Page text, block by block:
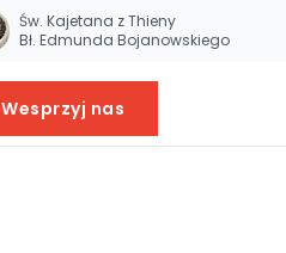
Św. Kajetana z Thieny
Bł. Edmunda Bojanowskiego
Wesprzyj nas